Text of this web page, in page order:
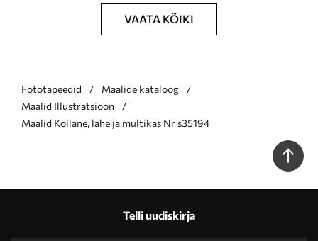
VAATA KÕIKI
Fototapeedid
Maalide kataloog
Maalid Illustratsioon
Maalid Kollane, lahe ja multikas Nr s35194
Telli uudiskirja